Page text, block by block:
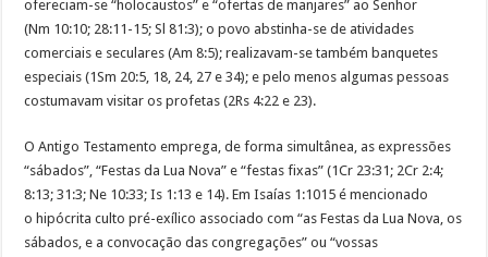
ofereciam-se “holocaustos” e “ofertas de manjares” ao Senhor
(Nm 10:10; 28:11-15; Sl 81:3); o povo abstinha-se de atividades
comerciais e seculares (Am 8:5); realizavam-se também banquetes
especiais (1Sm 20:5, 18, 24, 27 e 34); e pelo menos algumas pessoas
costumavam visitar os profetas (2Rs 4:22 e 23).
O Antigo Testamento emprega, de forma simultânea, as expressões
“sábados”, “Festas da Lua Nova” e “festas fixas” (1Cr 23:31; 2Cr 2:4;
8:13; 31:3; Ne 10:33; Is 1:13 e 14). Em Isaías 1:1015 é mencionado
o hipócrita culto pré-exílico associado com “as Festas da Lua Nova, os
sábados, e a convocação das congregações” ou “vossas